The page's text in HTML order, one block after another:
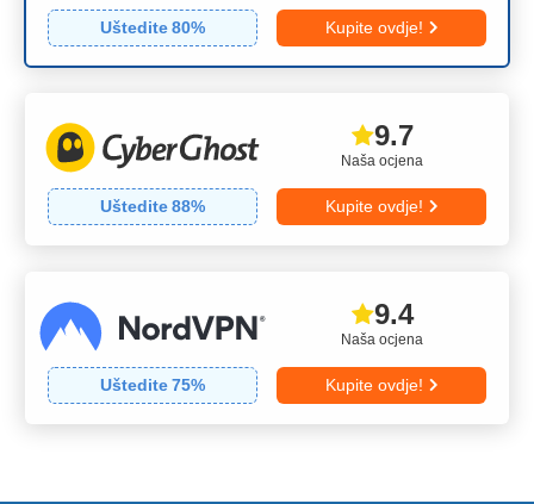
Uštedite80% Kupite ovdje!
Naša ocjena
9.7
Uštedite88% Kupite ovdje!
Naša ocjena
9.4
Uštedite75% Kupite ovdje!